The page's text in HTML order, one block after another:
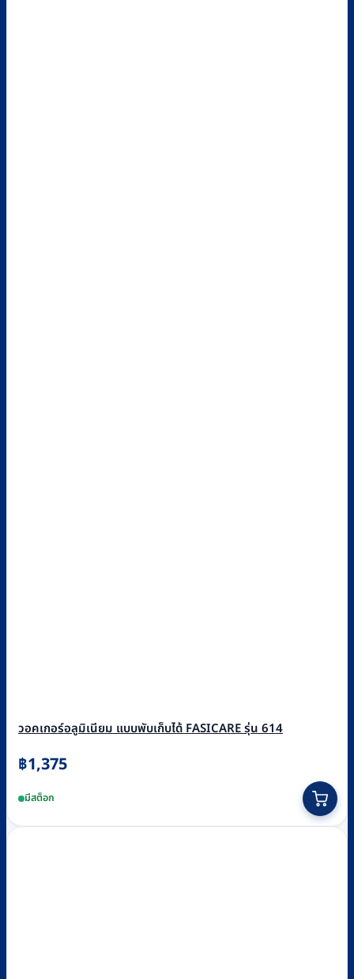
วอคเกอร์อลูมิเนียม แบบพับเก็บได้ FASICARE รุ่น 614
฿1,375
มีสต็อก